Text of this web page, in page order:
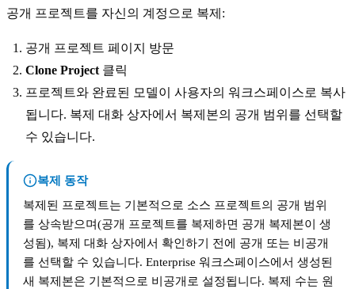
공개 프로젝트를 자신의 계정으로 복제:
공개 프로젝트 페이지 방문
Clone Project 클릭
프로젝트와 완료된 모델이 사용자의 워크스페이스로 복사
됩니다. 복제 대화 상자에서 복제본의 공개 범위를 선택할
수 있습니다.
복제 동작
복제된 프로젝트는 기본적으로 소스 프로젝트의 공개 범위
를 상속받으며(공개 프로젝트를 복제하면 공개 복제본이 생
성됨), 복제 대화 상자에서 확인하기 전에 공개 또는 비공개
를 선택할 수 있습니다. Enterprise 워크스페이스에서 생성된
새 복제본은 기본적으로 비공개로 설정됩니다. 복제 수는 원